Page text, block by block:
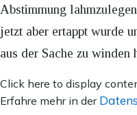
Abstimmung
jetzt aber ertappt wurde
aus der Sache zu winden
Inhalt
von
Click here to display
Erfahre mehr in der